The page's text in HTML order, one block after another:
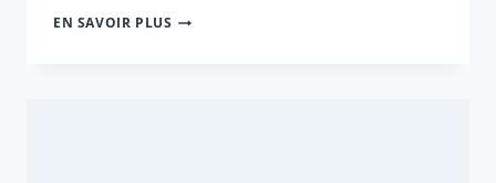
EN SAVOIR PLUS JE